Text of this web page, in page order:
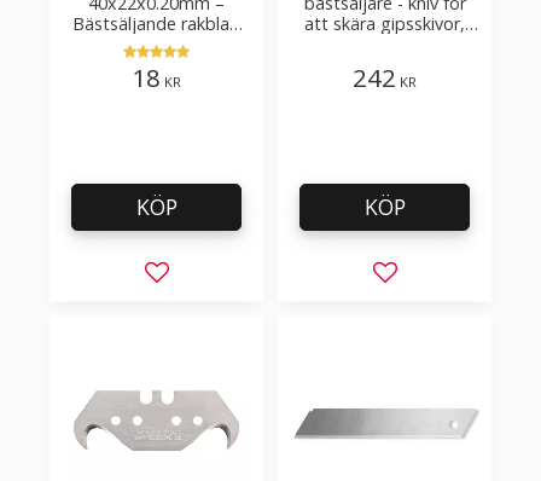
Bästsäljande rakblad
för att skära tapet, tyg,
filt, hobby bruk
18 KR
Lägg till i favoriter
KÖP
att skära gipsskivor,
242 KR
Lägg till i
KÖP